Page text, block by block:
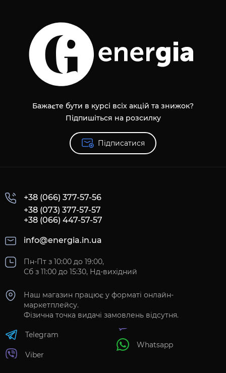
Бажаєте бути в курсі всіх акцій та знижок?
Підпишіться на розсилку
Підписатися
+38 (066) 377-57-56
+38 (073) 377-57-57
+38 (066) 447-57-57
info@energia.in.ua
Пн-Пт з 10:00 до 19:00,
Сб з 11:00 до 15:30, Нд-вихідний
Наш магазин працює у форматі онлайн-
маркетплейсу.
Фізична точка видачі замовлень відсутня.
Telegram
Viber
Whatsapp